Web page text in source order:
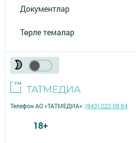
Документлар
Төрле темалар
Телефон АО «ТАТМЕДИА»:(843) 222 09 84
18+